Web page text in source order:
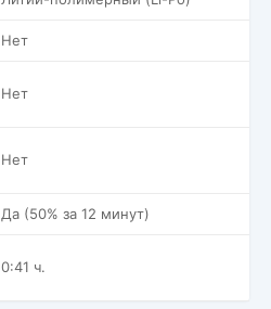
Нет
Нет
Нет
Да (50% за 12 минут)
0:41 ч.